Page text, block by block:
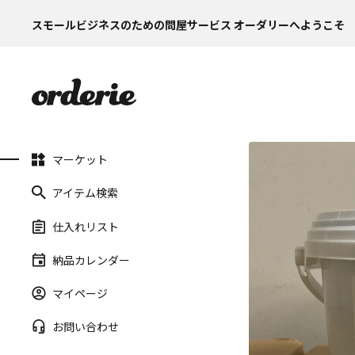
スモールビジネスのための問屋サービス オーダリーへようこそ
マーケット
アイテム検索
仕入れリスト
納品カレンダー
マイページ
お問い合わせ